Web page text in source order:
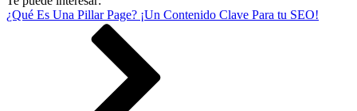
¿Qué Es Una Pillar Page? ¡Un Contenido Clave Para tu SEO!